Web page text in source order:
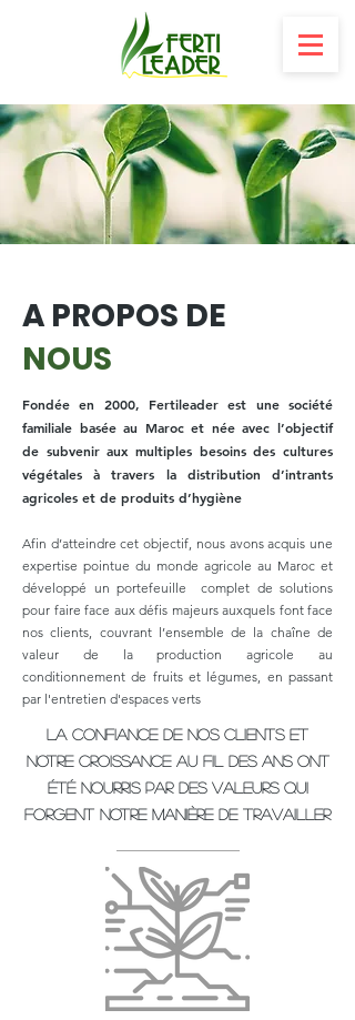
A PROPOS DE
NOUS
Fondée en 2000, Fertileader est une société
familiale basée au Maroc et née avec l’objectif
de subvenir aux multiples besoins des cultures
végétales à travers la distribution d’intrants
agricoles et de produits d’hygiène
Afin d’atteindre cet objectif, nous avons acquis une
expertise pointue du monde agricole au Maroc et
développé un portefeuille complet de solutions
pour faire face aux défis majeurs auxquels font face
nos clients, couvrant l’ensemble de la chaîne de
valeur de la production agricole au
conditionnement de fruits et légumes, en passant
par l'entretien d'espaces verts
la confiance de nos clients et
notre croissance au fil des ans ont
été nourris par des valeurs qui
forgent notre manière de travailler